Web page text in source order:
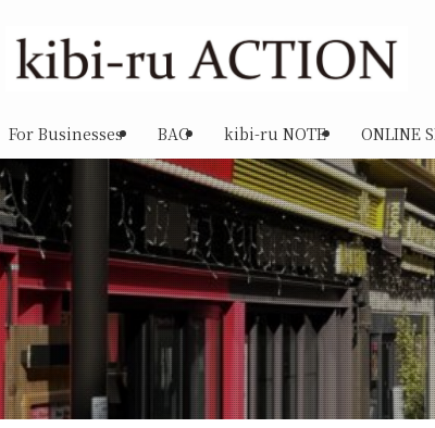
For Businesses BAG kibi-ru NOTE ONLINE